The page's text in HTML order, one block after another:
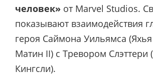
человек» от Marvel Studios.
показывают взаимодействия
героя Саймона Уильямса
Матин II) с Тревором Слэттери
Кингсли).